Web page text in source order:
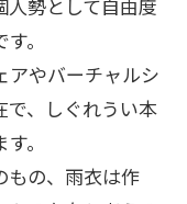
勢として自由度
。
アやバーチャルシ
で、しぐれうい本
。
もの、雨衣は作